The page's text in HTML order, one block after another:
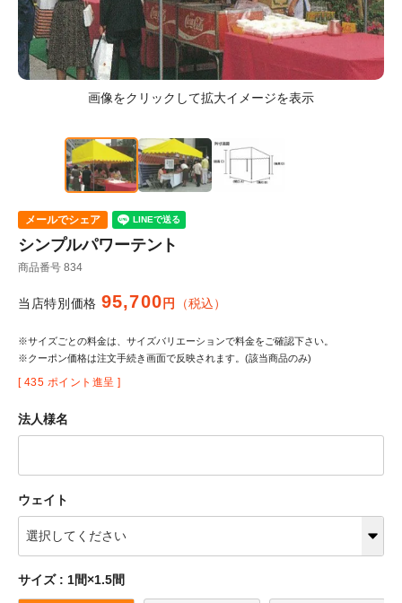
シンプルパワーテント
商品番号 834
当店特別価格 95,700 税込
※サイズごとの料金は、サイズバリエーションで料金をご確認下さい。
※クーポン価格は注文手続き画面で反映されます。(該当商品のみ)
[ 435 ポイント進呈 ]
法人様名
ウェイト
サイズ 1間×1.5間
メールでシェア